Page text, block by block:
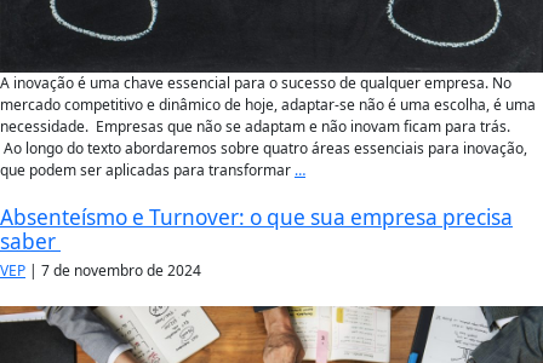
A inovação é uma chave essencial para o sucesso de qualquer empresa. No
mercado competitivo e dinâmico de hoje, adaptar-se não é uma escolha, é uma
necessidade. Empresas que não se adaptam e não inovam ficam para trás.
Ao longo do texto abordaremos sobre quatro áreas essenciais para inovação,
que podem ser aplicadas para transformar …
Absenteísmo e Turnover: o que sua empresa precisa
saber
VEP | 7 de novembro de 2024